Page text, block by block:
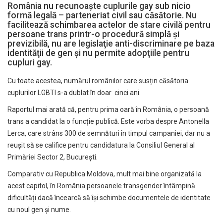
România nu recunoaşte cuplurile gay sub nicio
formă legală – parteneriat civil sau căsătorie. Nu
facilitează schimbarea actelor de stare civilă pentru
persoane trans printr-o procedură simplă şi
previzibilă, nu are legislaţie anti-discriminare pe baza
identităţii de gen și nu permite adopţiile pentru
cupluri gay.
Cu toate acestea, numărul românilor care susțin căsătoria
cuplurilor LGBTI s-a dublat în doar cinci ani.
Raportul mai arată că, pentru prima oară în România, o persoană
trans a candidat la o funcție publică. Este vorba despre Antonella
Lerca, care strâns 300 de semnături în timpul campaniei, dar nu a
reușit să se califice pentru candidatura la Consiliul General al
Primăriei Sector 2, București.
Comparativ cu Republica Moldova, mult mai bine organizată la
acest capitol, în România persoanele transgender întâmpină
dificultăți dacă încearcă să își schimbe documentele de identitate
cu noul gen și nume.